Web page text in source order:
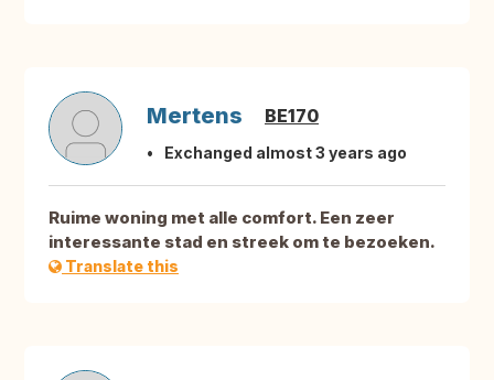
Mertens BE170
Exchanged almost 3 years ago
Ruime woning met alle comfort. Een zeer
interessante stad en streek om te bezoeken.
Translate this